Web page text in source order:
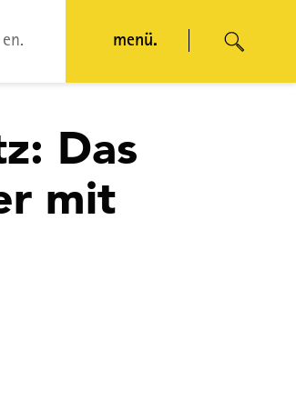
en. menü.
Das
mit